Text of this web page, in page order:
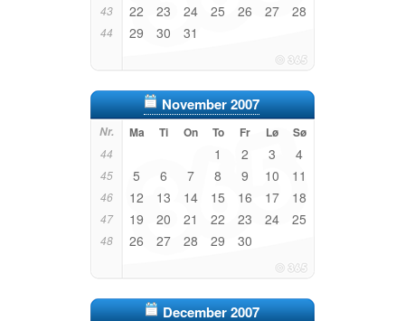
43 22 23 24 25 26 27 28
44 29 30 31
November 2007
Nr. Ma Ti On To Fr Lø Sø
44 1 2 3 4
45 5 6 7 8 9 10 11
46 12 13 14 15 16 17 18
47 19 20 21 22 23 24 25
48 26 27 28 29 30
December 2007